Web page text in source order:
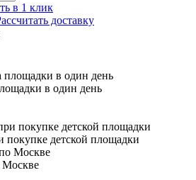
в 1 клик
доставку
в один день
покупке детской площадки
Москве